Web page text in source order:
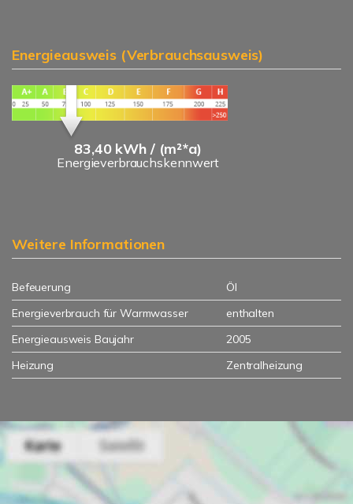
Energieausweis (Verbrauchsausweis)
83,40 kWh / (m²*a)
Energieverbrauchskennwert
Weitere Informationen
Befeuerung
Öl
Energieverbrauch für Warmwasser
enthalten
Energieausweis Baujahr
2005
Heizung
Zentralheizung